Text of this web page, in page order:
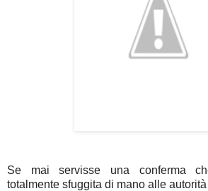
Se mai servisse una conferma
totalmente sfuggita di mano alle